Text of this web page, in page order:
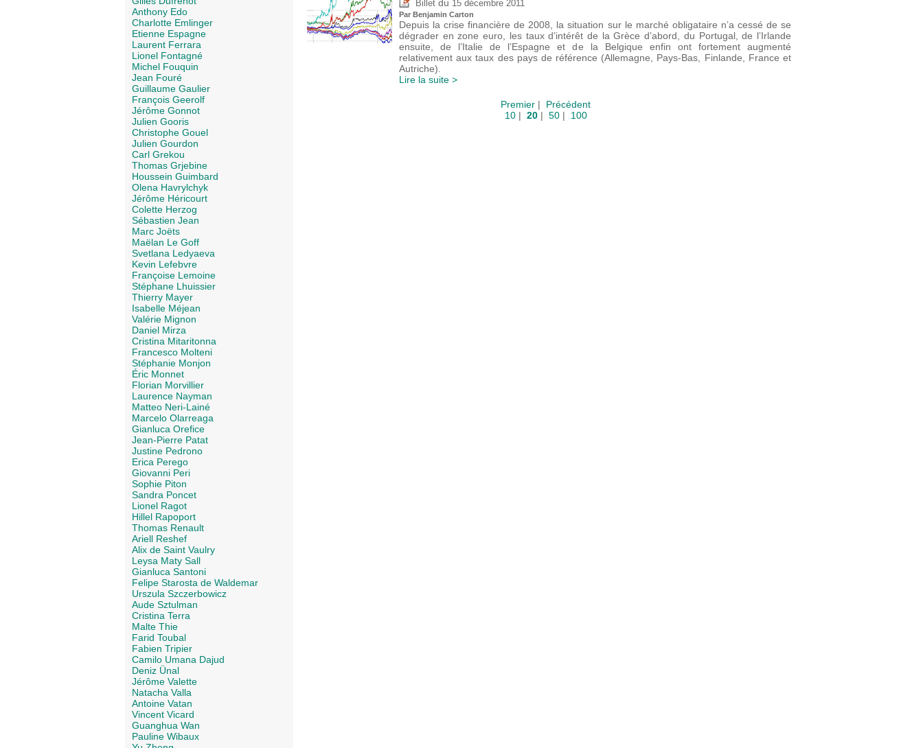
Anthony Edo
Charlotte Emlinger
Etienne Espagne
Laurent Ferrara
Lionel Fontagné
Michel Fouquin
Jean Fouré
Guillaume Gaulier
François Geerolf
Jérôme Gonnot
Julien Gooris
Christophe Gouel
Julien Gourdon
Carl Grekou
Thomas Grjebine
Houssein Guimbard
Olena Havrylchyk
Jérôme Héricourt
Colette Herzog
Sébastien Jean
Marc Joëts
Maëlan Le Goff
Svetlana Ledyaeva
Kevin Lefebvre
Françoise Lemoine
Stéphane Lhuissier
Thierry Mayer
Isabelle Méjean
Valérie Mignon
Daniel Mirza
Cristina Mitaritonna
Francesco Molteni
Stéphanie Monjon
Éric Monnet
Florian Morvillier
Laurence Nayman
Matteo Neri-Lainé
Marcelo Olarreaga
Gianluca Orefice
Jean-Pierre Patat
Justine Pedrono
Erica Perego
Giovanni Peri
Sophie Piton
Sandra Poncet
Lionel Ragot
Hillel Rapoport
Thomas Renault
Ariell Reshef
Alix de Saint Vaulry
Leysa Maty Sall
Gianluca Santoni
Felipe Starosta de Waldemar
Urszula Szczerbowicz
Aude Sztulman
Cristina Terra
Malte Thie
Farid Toubal
Fabien Tripier
Camilo Umana Dajud
Deniz Ünal
Jérôme Valette
Natacha Valla
Antoine Vatan
Vincent Vicard
Guanghua Wan
Pauline Wibaux
Billet du 15 décembre 2011
Par Benjamin Carton
Depuis la crise financière de 2008, la situation sur le marché obligataire n’a cessé de se
dégrader en zone euro, les taux d’intérêt de la Grèce d’abord, du Portugal, de l’Irlande
ensuite, de l’Italie de l’Espagne et de la Belgique enfin ont fortement augmenté
relativement aux taux des pays de référence (Allemagne, Pays-Bas, Finlande, France et
Autriche).
Lire la suite >
Premier | Précédent
10| 20| 50| 100